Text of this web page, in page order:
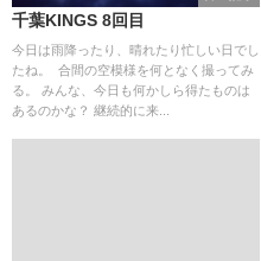
千葉KINGS 8回目
今日は雨降ったり、晴れたり忙しい日でし
たね。 合間の空模様を何となく撮ってみ
る。 みんな、今日も何かしら得たものは
あるのかな？ 継続的に来...